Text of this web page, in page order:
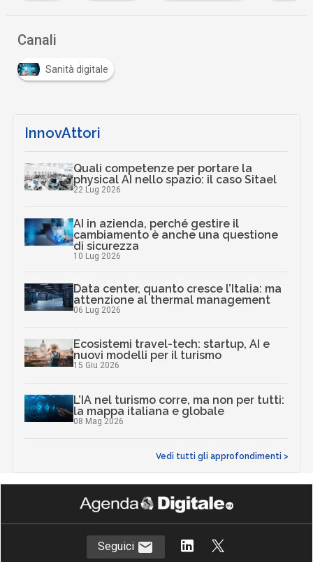
Canali
Sanità digitale
InnovAttori
Quali competenze per portare la
physical AI nello spazio: il caso Sitael
22 Lug 2026
AI in azienda, perché gestire il
cambiamento è anche una questione
di sicurezza
10 Lug 2026
Data center, quanto cresce l’Italia: ma
attenzione al thermal management
06 Lug 2026
Ecosistemi travel-tech: startup, AI e
nuovi modelli per il turismo
15 Giu 2026
L’IA nel turismo corre, ma non per tutti:
la mappa italiana e globale
08 Mag 2026
Vedi tutti gli approfondimenti >
Seguici